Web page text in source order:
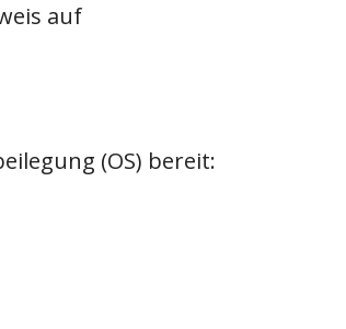
auf
(OS) bereit: